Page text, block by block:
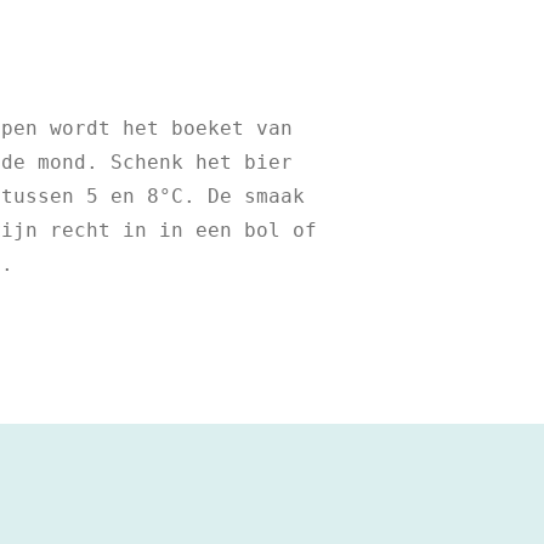
wordt het boeket van
mond. Schenk het bier
5 en 8°C. De smaak
recht in in een bol of